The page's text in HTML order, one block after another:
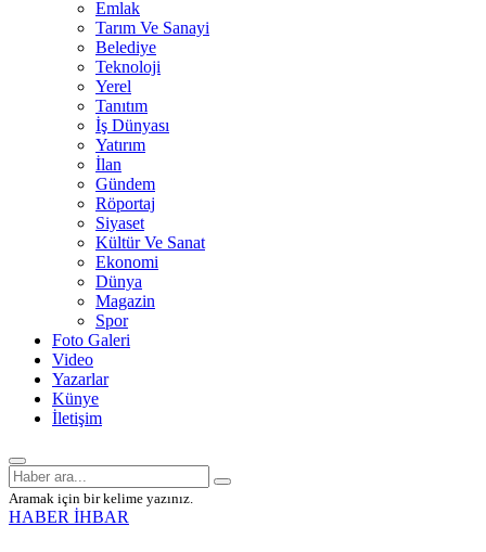
Emlak
Tarım Ve Sanayi
Belediye
Teknoloji
Yerel
Tanıtım
İş Dünyası
Yatırım
İlan
Gündem
Röportaj
Siyaset
Kültür Ve Sanat
Ekonomi
Dünya
Magazin
Spor
Foto Galeri
Video
Yazarlar
Künye
İletişim
Aramak için bir kelime yazınız.
HABER İHBAR